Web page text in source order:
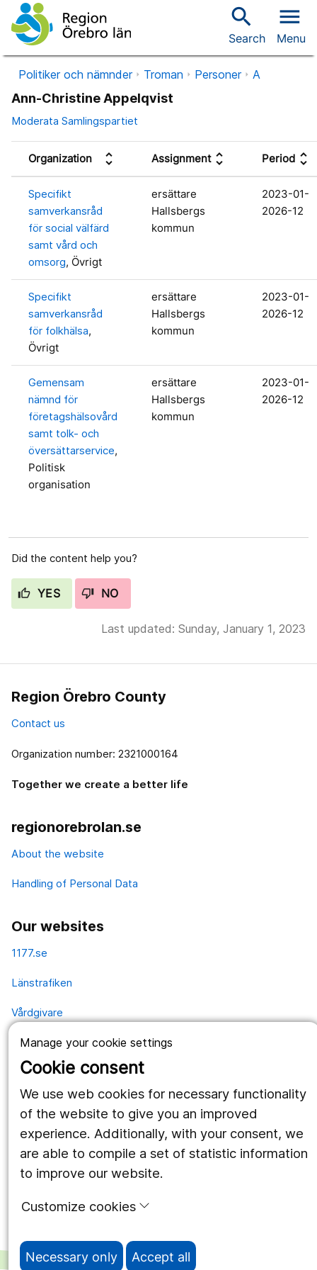
Manage your cookie settings
Cookie consent
We use web cookies for necessary functionality
of the website to give you an improved
experience. Additionally, with your consent, we
are able to compile a set of statistic information
to improve our website.
Customize cookies
Necessary only Accept all
search
Search
menu
Menu
Politiker och nämnder Troman Personer A
Ann-Christine Appelqvist
Moderata Samlingspartiet
Organization unfold_more Assignmentunfold_more Period unfold_more
Specifikt
samverkansråd
för social välfärd
samt vård och
omsorg, Övrigt
ersättare
Hallsbergs
kommun
2023-01-
2026-12
Specifikt
samverkansråd
för folkhälsa,
Övrigt
ersättare
Hallsbergs
kommun
2023-01-
2026-12
Gemensam
nämnd för
företagshälsovård
samt tolk- och
översättarservice,
Politisk
organisation
ersättare
Hallsbergs
kommun
2023-01-
2026-12
Did the content help you?
YES NO
Last updated: Sunday, January 1, 2023
Region Örebro County
Contact us
Organization number: 2321000164
Together we create a better life
regionorebrolan.se
About the website
Handling of Personal Data
Our websites
1177.se
Länstrafiken
Vårdgivare
Utveckling
Follow us
Facebook
portraitInstagram
work_outlineLinkedIn